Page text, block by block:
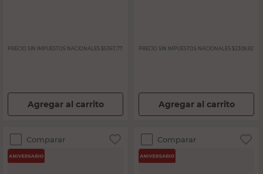
PRECIO SIN IMPUESTOS NACIONALES: $5367,77
Agregar al carrito
PRECIO SIN IMPUESTOS NACIONALES: $2309,92
Agregar al carrito
Comparar Comparar